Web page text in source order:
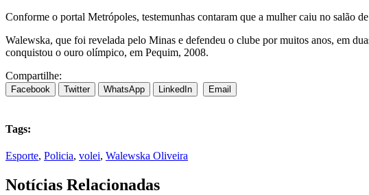
Conforme o portal Metrópoles, testemunhas contaram que a mulher caiu no salão
Walewska, que foi revelada pelo Minas e defendeu o clube por muitos anos, em
conquistou o ouro olímpico, em Pequim, 2008.
Compartilhe:
Facebook Twitter WhatsApp LinkedIn Email
Tags:
Esporte, Policia, volei, Walewska Oliveira
Notícias Relacionadas